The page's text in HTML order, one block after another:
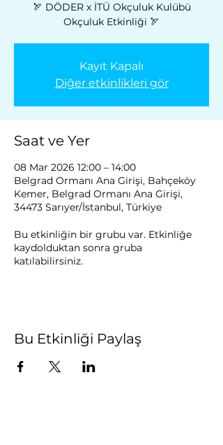
🏹 DÖDER x İTÜ Okçuluk Kulübü
Okçuluk Etkinliği 🏹
Kayıt Kapalı
Diğer etkinlikleri gör
Saat ve Yer
08 Mar 2026 12:00 – 14:00
Belgrad Ormanı Ana Girişi, Bahçeköy
Kemer, Belgrad Ormanı Ana Girişi,
34473 Sarıyer/İstanbul, Türkiye
Bu etkinliğin bir grubu var. Etkinliğe
kaydolduktan sonra gruba
katılabilirsiniz.
Bu Etkinliği Paylaş